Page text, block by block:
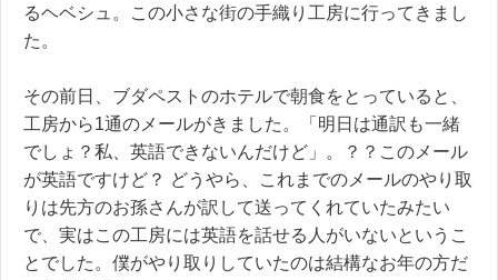
るヘベシュ。この小さな街の手織り工房に行ってきまし
た。
その前日、ブダペストのホテルで朝食をとっていると、
工房から1通のメールがきました。「明日は通訳も一緒
でしょ？私、英語できないんだけど」。？？このメール
が英語ですけど？ どうやら、これまでのメールのやり取
りは先方のお孫さんが訳して送ってくれていたみたい
で、実はこの工房には英語を話せる人がいないというこ
とでした。僕がやり取りしていたのは結構なお年の方だ